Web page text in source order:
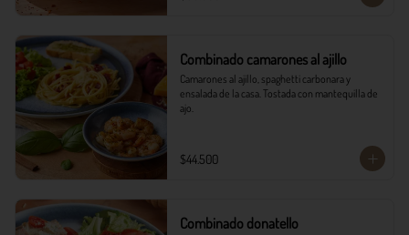
Combinado camarones al ajillo
Camarones al ajillo, spaghetti carbonara y
ensalada de la casa. Tostada con mantequilla de
ajo.
$44.500
Combinado donatello